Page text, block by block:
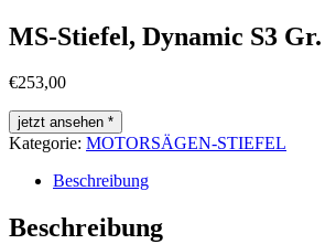
MS-Stiefel, Dynamic S3 Gr.
€253,00
jetzt ansehen *
Kategorie: MOTORSÄGEN-STIEFEL
Beschreibung
Beschreibung